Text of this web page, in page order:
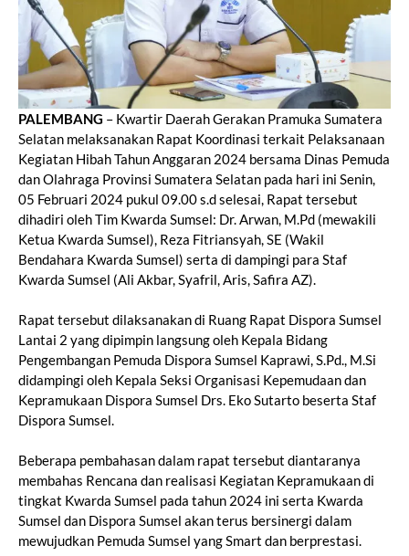
PALEMBANG – Kwartir Daerah Gerakan Pramuka Sumatera
Selatan melaksanakan Rapat Koordinasi terkait Pelaksanaan
Kegiatan Hibah Tahun Anggaran 2024 bersama Dinas Pemuda
dan Olahraga Provinsi Sumatera Selatan pada hari ini Senin,
05 Februari 2024 pukul 09.00 s.d selesai, Rapat tersebut
dihadiri oleh Tim Kwarda Sumsel: Dr. Arwan, M.Pd (mewakili
Ketua Kwarda Sumsel), Reza Fitriansyah, SE (Wakil
Bendahara Kwarda Sumsel) serta di dampingi para Staf
Kwarda Sumsel (Ali Akbar, Syafril, Aris, Safira AZ).
Rapat tersebut dilaksanakan di Ruang Rapat Dispora Sumsel
Lantai 2 yang dipimpin langsung oleh Kepala Bidang
Pengembangan Pemuda Dispora Sumsel Kaprawi, S.Pd., M.Si
didampingi oleh Kepala Seksi Organisasi Kepemudaan dan
Kepramukaan Dispora Sumsel Drs. Eko Sutarto beserta Staf
Dispora Sumsel.
Beberapa pembahasan dalam rapat tersebut diantaranya
membahas Rencana dan realisasi Kegiatan Kepramukaan di
tingkat Kwarda Sumsel pada tahun 2024 ini serta Kwarda
Sumsel dan Dispora Sumsel akan terus bersinergi dalam
mewujudkan Pemuda Sumsel yang Smart dan berprestasi.